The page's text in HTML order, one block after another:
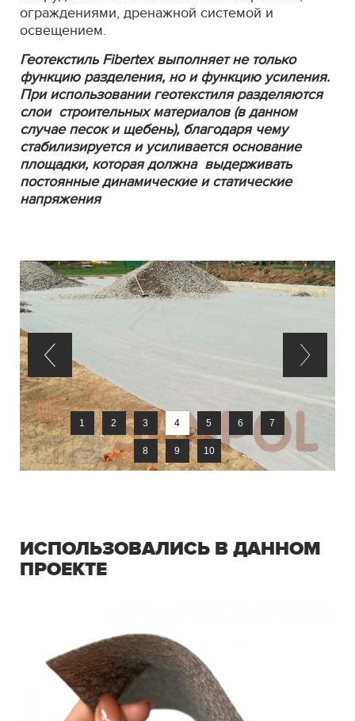
ограждениями, дренажной системой и
освещением.
Геотекстиль Fibertex выполняет не только
функцию разделения, но и функцию усиления.
При использовании геотекстиля разделяются
слои строительных материалов (в данном
случае песок и щебень), благодаря чему
стабилизируется и усиливается основание
площадки, которая должна выдерживать
постоянные динамические и статические
напряжения
1 2 3 4 5 6 7
8 9 10
ИСПОЛЬЗОВАЛИСЬ В ДАННОМ
ПРОЕКТЕ